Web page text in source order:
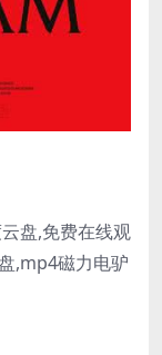
盘,免费在线观
,mp4磁力电驴